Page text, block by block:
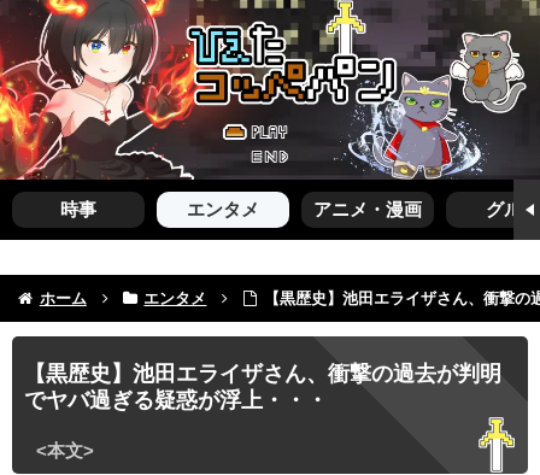
時事 エンタメ アニメ・漫画 グルメ
ホーム エンタメ 【黒歴史】池田エライザさん、衝撃
【黒歴史】池田エライザさん、衝撃の過去が判明
でヤバ過ぎる疑惑が浮上・・・